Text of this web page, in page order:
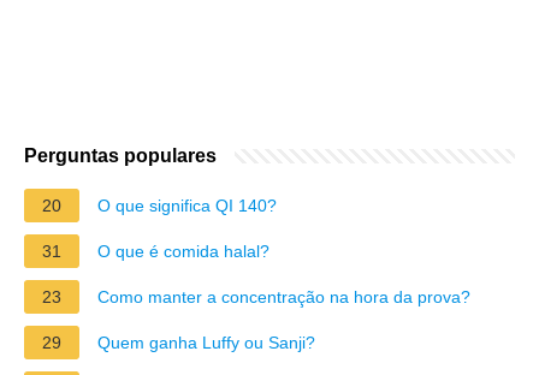
Perguntas populares
20 O que significa QI 140?
31 O que é comida halal?
23 Como manter a concentração na hora da prova?
29 Quem ganha Luffy ou Sanji?